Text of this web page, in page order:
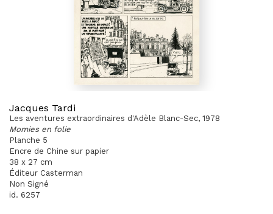
Jacques Tardi
Les aventures extraordinaires d'Adèle Blanc-Sec, 1978
Momies en folie
Planche 5
Encre de Chine sur papier
38 x 27 cm
Éditeur Casterman
Non Signé
id. 6257